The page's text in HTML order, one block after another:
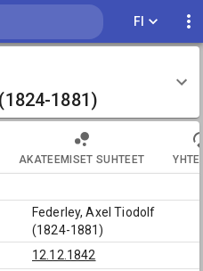
FI
1881)
AKATEEMISET SUHTEET
Federley, Axel Tiodolf
(1824-1881)
12.12.1842